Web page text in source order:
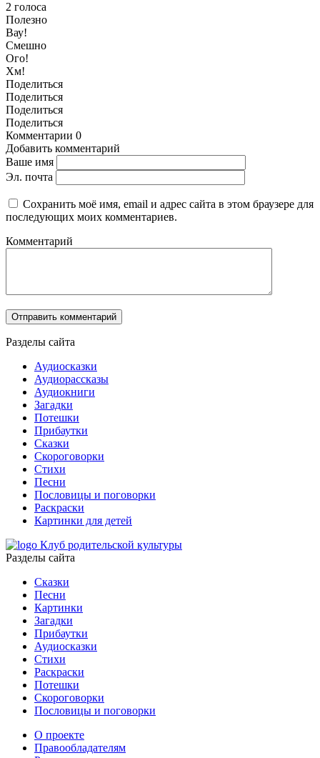
2 голоса
Полезно
Вау!
Смешно
Ого!
Хм!
Поделиться
Поделиться
Поделиться
Поделиться
Комментарии 0
Добавить комментарий
Ваше имя
Эл. почта
Сохранить моё имя, email и адрес сайта в этом браузере для
последующих моих комментариев.
Комментарий
Разделы сайта
Аудиосказки
Аудиорассказы
Аудиокниги
Загадки
Потешки
Прибаутки
Сказки
Скороговорки
Стихи
Песни
Пословицы и поговорки
Раскраски
Картинки для детей
Клуб родительской культуры
Разделы сайта
Сказки
Песни
Картинки
Загадки
Прибаутки
Аудиосказки
Стихи
Раскраски
Потешки
Скороговорки
Пословицы и поговорки
О проекте
Правообладателям